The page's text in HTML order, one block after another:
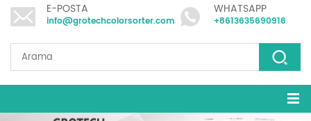
E-POSTA
info@grotechcolorsorter.com
WHATSAPP
+8613635690916